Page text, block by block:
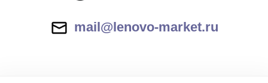
mail@lenovo-market.ru